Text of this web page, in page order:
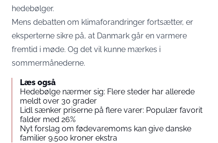
hedebølger.
Mens debatten om klimaforandringer fortsætter, er
eksperterne sikre på, at Danmark går en varmere
fremtid i møde. Og det vil kunne mærkes i
sommermånederne.
Læs også
Hedebølge nærmer sig: Flere steder har allerede
meldt over 30 grader
Lidl sænker priserne på flere varer: Populær favorit
falder med 26%
Nyt forslag om fødevaremoms kan give danske
familier 9.500 kroner ekstra